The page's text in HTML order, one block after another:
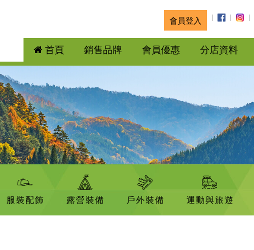
會員登入
首頁 銷售品牌 會員優惠 分店資料
服裝配飾 露營裝備 戶外裝備 運動與旅遊